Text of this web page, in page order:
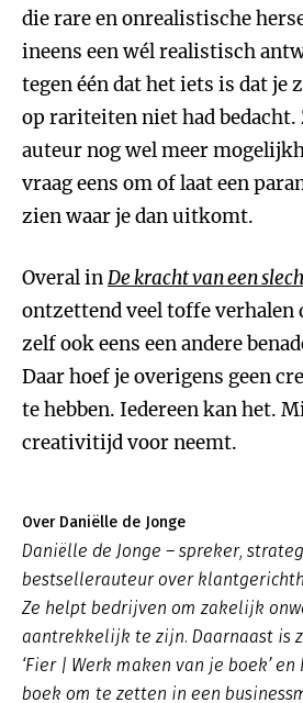
die rare en onrealistische
ineens een wél realistisch
tegen één dat het iets is dat je
op rariteiten niet had
auteur nog wel meer
vraag eens om of laat een
zien waar je dan uitkomt.
Overal inDe kracht van een
ontzettend veel toffe
zelf ook eens een andere
Daar hoef je overigens geen
te hebben. Iedereen kan het.
creativitijd voor neemt.
Over Daniëlle de Jonge
Daniëlle de Jonge – spreker,
bestsellerauteur over
Ze helpt bedrijven om zakelijk
aantrekkelijk te zijn. Daarnaast is
‘Fier | Werk maken van je boek’
boek om te zetten in een